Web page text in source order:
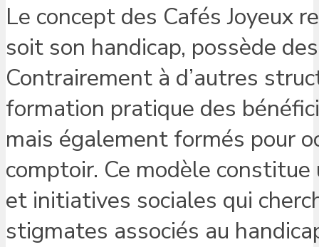
Le concept des Cafés Joyeux
soit son handicap, possède
Contrairement à d’autres
formation pratique des
mais également formés pour
comptoir. Ce modèle
et initiatives sociales qui
stigmates associés au